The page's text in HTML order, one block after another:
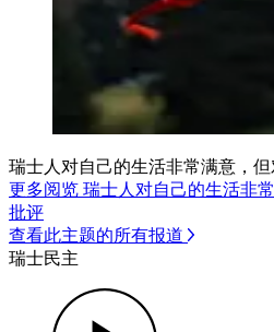
瑞士人对自己的生活非常满意，
更多阅览 瑞士人对自己的生活非
批评
查看此主题的所有报道
瑞士民主